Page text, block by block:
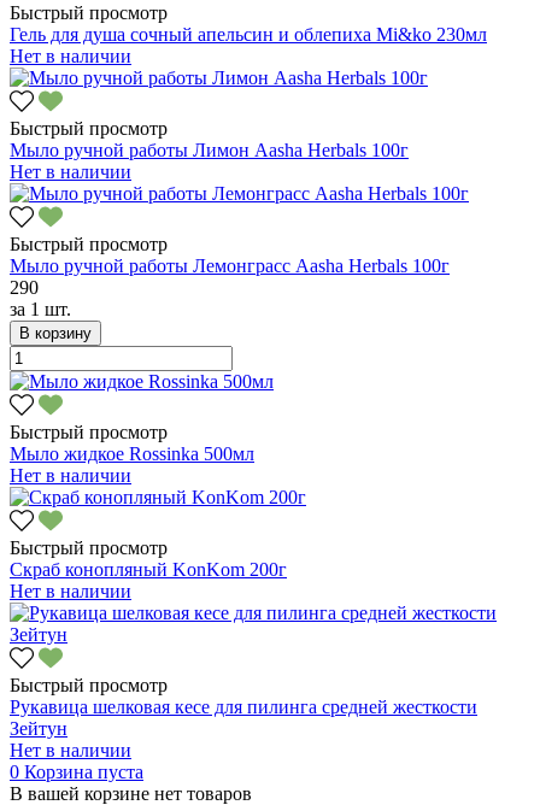
Быстрый просмотр
Гель для душа сочный апельсин и облепиха Mi&ko 230мл
Нет в наличии
Быстрый просмотр
Мыло ручной работы Лимон Aasha Herbals 100г
Нет в наличии
Быстрый просмотр
Мыло ручной работы Лемонграсс Aasha Herbals 100г
290
за 1 шт.
В корзину
Быстрый просмотр
Мыло жидкое Rossinka 500мл
Нет в наличии
Быстрый просмотр
Скраб конопляный KonKom 200г
Нет в наличии
Быстрый просмотр
Рукавица шелковая кесе для пилинга средней жесткости
Зейтун
Нет в наличии
0 Корзина пуста
В вашей корзине нет товаров